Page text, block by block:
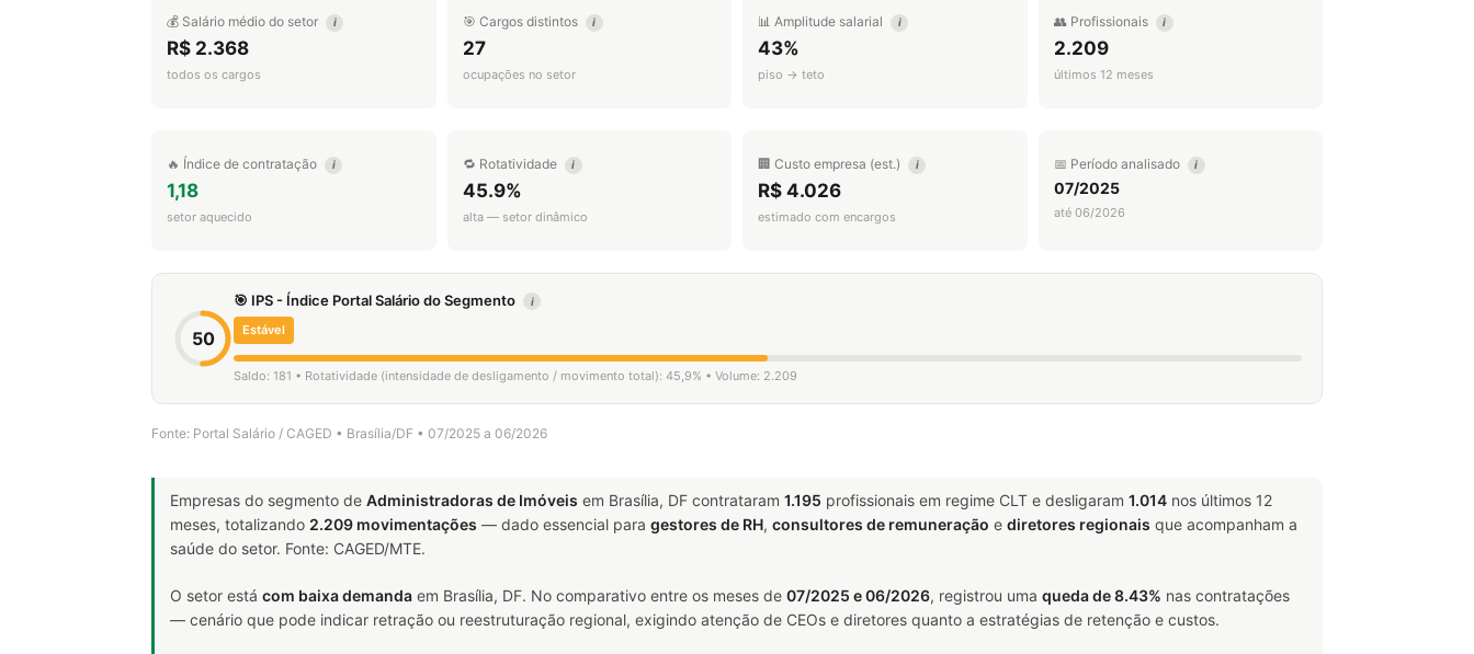
💰 Salário médio do setor i
R$ 2.368
todos os cargos
🎯 Cargos distintos i
27
ocupações no setor
📊 Amplitude salarial i
43%
piso → teto
👥 Profissionais i
2.209
últimos 12 meses
🔥 Índice de contratação i
1,18
setor aquecido
🔁 Rotatividade i
45.9%
alta — setor dinâmico
🏢 Custo empresa (est.) i
R$ 4.026
estimado com encargos
📅 Período analisado i
07/2025
até 06/2026
50
🎯 IPS - Índice Portal Salário do Segmento i
Estável
Saldo: 181 • Rotatividade (intensidade de desligamento / movimento total): 45,9% • Volume: 2.209
Fonte: Portal Salário / CAGED • Brasília/DF • 07/2025 a 06/2026
Empresas do segmento de Administradoras de Imóveis em Brasília, DF contrataram 1.195 profissionais em regime CLT e desligaram 1.014 nos últimos 12
meses, totalizando 2.209 movimentações — dado essencial para gestores de RH, consultores de remuneração e diretores regionais que acompanham a
saúde do setor. Fonte: CAGED/MTE.
O setor está com baixa demanda em Brasília, DF. No comparativo entre os meses de 07/2025 e 06/2026, registrou uma queda de 8.43% nas contratações
— cenário que pode indicar retração ou reestruturação regional, exigindo atenção de CEOs e diretores quanto a estratégias de retenção e custos.